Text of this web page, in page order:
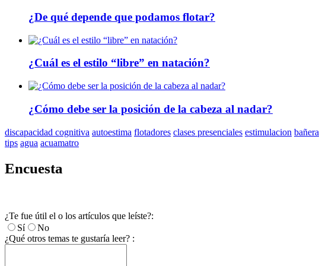
¿De qué depende que podamos flotar?
¿Cuál es el estilo “libre” en natación?
¿Cómo debe ser la posición de la cabeza al nadar?
discapacidad cognitiva autoestima flotadores clases presenciales estimulacion bañera
tips agua acuamatro
Encuesta
¿Te fue útil el o los artículos que leíste?:
Sí
No
¿Qué otros temas te gustaría leer? :